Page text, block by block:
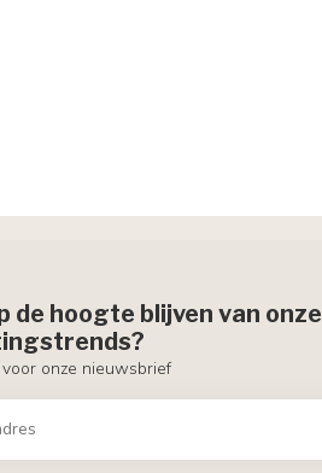
de hoogte blijven van onze
onze nieuwsbrief